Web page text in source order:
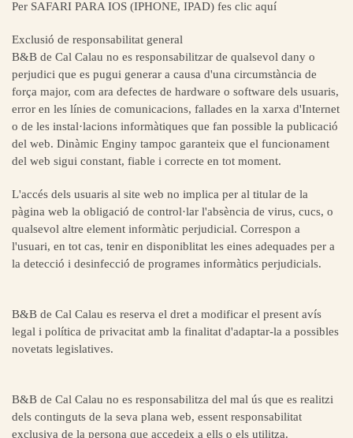
Per SAFARI PARA IOS (IPHONE, IPAD) fes clic aquí
Exclusió de responsabilitat general
B&B de Cal Calau no es responsabilitzar de qualsevol dany o
perjudici que es pugui generar a causa d'una ‎circumstància de
força major, com ara defectes de hardware o software dels usuaris,
error en les línies de ‎comunicacions, fallades en la xarxa d'Internet
o de les instal·lacions informàtiques que fan possible la ‎publicació
del web. Dinàmic Enginy tampoc garanteix que el funcionament
del web sigui constant, fiable i ‎correcte en tot moment. ‎
L'accés dels usuaris al site web no implica per al titular de la
pàgina web la obligació de control·lar l'absència ‎de virus, cucs, o
qualsevol altre element informàtic perjudicial. Correspon a
l'usuari, en tot cas, tenir en ‎disponiblitat les eines adequades per a
la detecció i desinfecció de programes informàtics perjudicials.‎
B&B de Cal Calau es reserva el dret a modificar el present avís
legal i política de privacitat amb la finalitat ‎d'adaptar-la a possibles
novetats legislatives.‎
B&B de Cal Calau no es responsabilitza del mal ús que es realitzi
dels continguts de la seva plana web, essent ‎responsabilitat
exclusiva de la persona que accedeix a ells o els utilitza.‎